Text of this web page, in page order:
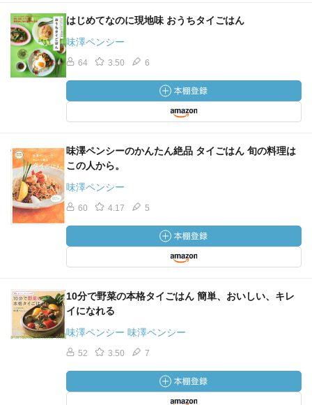
はじめてなのに現地味 おうちタイごはん
味澤ペンシー
64 3.50 6
味澤ペンシーのかんたん絶品 タイごはん 旬の料理は
この人から。
味澤ペンシー
60 4.17 5
10分で野菜の本格タイごはん 簡単、おいしい、キレ
イになれる
味澤ペンシー 味澤ペンシー
52 3.50 7